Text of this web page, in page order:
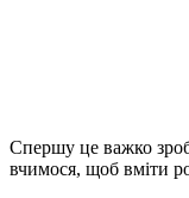
Спершу це важко
вчимося, щоб вміти